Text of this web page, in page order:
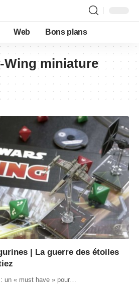
Web Bons plans
Wing miniature
| La guerre des étoiles
un « must have » pour…